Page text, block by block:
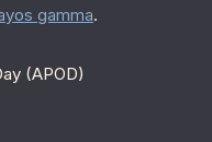
gamma.
(APOD)